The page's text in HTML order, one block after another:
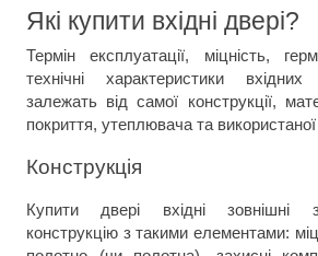
Які купити вхідні двері?
Термін експлуатації, міцність,
технічні характеристики
залежать від самої конструкції,
покриття, утеплювача та
Конструкція
Купити двері вхідні зовнішні
конструкцію з такими елементами: